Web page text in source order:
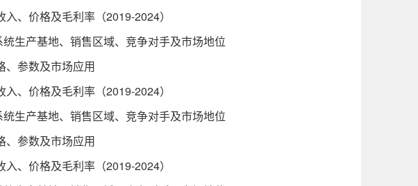
、价格及毛利率（2019-2024）
产基地、销售区域、竞争对手及市场地位
参数及市场应用
、价格及毛利率（2019-2024）
产基地、销售区域、竞争对手及市场地位
参数及市场应用
、价格及毛利率（2019-2024）